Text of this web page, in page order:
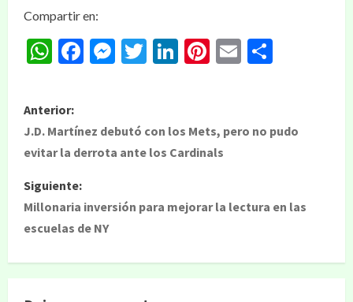
Compartir en:
WhatsApp
Facebook
Messenger
Twitter
LinkedIn
Pinterest
Email
Anterior:
J.D. Martínez debutó con los Mets, pero no pudo
evitar la derrota ante los Cardinals
Siguiente:
Millonaria inversión para mejorar la lectura en las
escuelas de NY